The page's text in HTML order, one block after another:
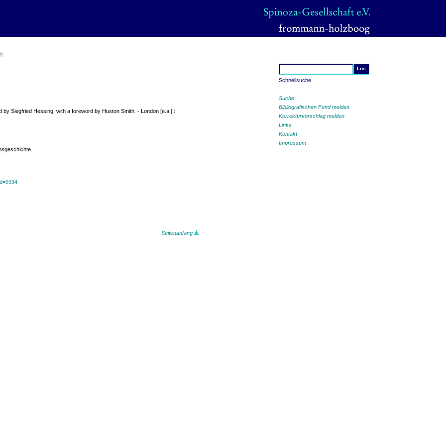
Schnellsuche
Suche
Bibliografischen Fund melden
Korrekturvorschlag melden
Links
Kontakt
Impressum
by Siegfried Hessing, with a foreword by Huston Smith. - London [e.a.] :
Seitenanfang